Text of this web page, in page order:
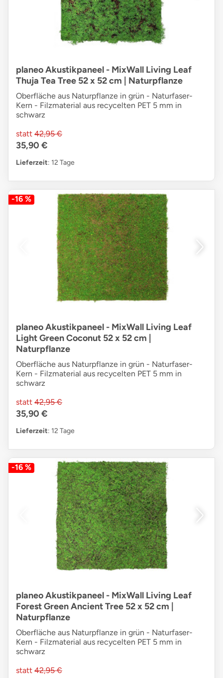
planeo Akustikpaneel - MixWall Living Leaf
Thuja Tea Tree 52 x 52 cm | Naturpflanze
Oberfläche aus Naturpflanze in grün - Naturfaser-
Kern - Filzmaterial aus recycelten PET 5 mm in
schwarz
statt 42,95 €
35,90 €
Lieferzeit: 12 Tage
-16 %
planeo Akustikpaneel - MixWall Living Leaf
Light Green Coconut 52 x 52 cm |
Naturpflanze
Oberfläche aus Naturpflanze in grün - Naturfaser-
Kern - Filzmaterial aus recycelten PET 5 mm in
schwarz
statt 42,95 €
35,90 €
Lieferzeit: 12 Tage
-16 %
planeo Akustikpaneel - MixWall Living Leaf
Forest Green Ancient Tree 52 x 52 cm |
Naturpflanze
Oberfläche aus Naturpflanze in grün - Naturfaser-
Kern - Filzmaterial aus recycelten PET 5 mm in
schwarz
statt 42,95 €